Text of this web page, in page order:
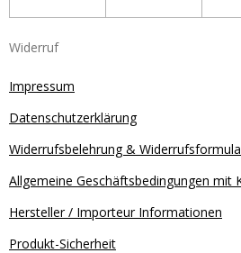
Widerruf
Impressum
Datenschutzerklärung
Widerrufsbelehrung &
Allgemeine Geschäftsbedingungen mit
Hersteller / Importeur Informationen
Produkt-Sicherheit